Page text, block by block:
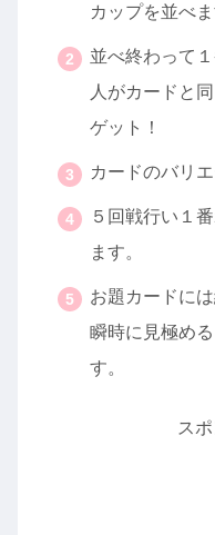
カップを並べま
並べ終わって
人がカードと
ゲット！
カードのバリ
５回戦行い１
ます。
お題カードに
瞬時に見極め
す。
ス